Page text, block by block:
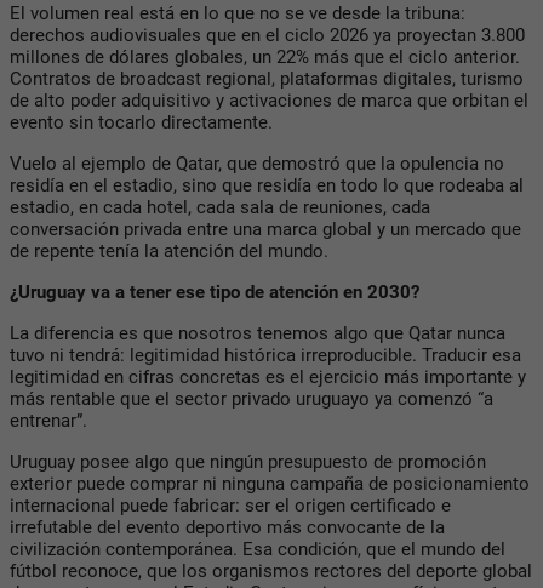
El volumen real está en lo que no se ve desde la tribuna:
derechos audiovisuales que en el ciclo 2026 ya proyectan 3.800
millones de dólares globales, un 22% más que el ciclo anterior.
Contratos de broadcast regional, plataformas digitales, turismo
de alto poder adquisitivo y activaciones de marca que orbitan el
evento sin tocarlo directamente.
Vuelo al ejemplo de Qatar, que demostró que la opulencia no
residía en el estadio, sino que residía en todo lo que rodeaba al
estadio, en cada hotel, cada sala de reuniones, cada
conversación privada entre una marca global y un mercado que
de repente tenía la atención del mundo.
¿Uruguay va a tener ese tipo de atención en 2030?
La diferencia es que nosotros tenemos algo que Qatar nunca
tuvo ni tendrá: legitimidad histórica irreproducible. Traducir esa
legitimidad en cifras concretas es el ejercicio más importante y
más rentable que el sector privado uruguayo ya comenzó “a
entrenar”.
Uruguay posee algo que ningún presupuesto de promoción
exterior puede comprar ni ninguna campaña de posicionamiento
internacional puede fabricar: ser el origen certificado e
irrefutable del evento deportivo más convocante de la
civilización contemporánea. Esa condición, que el mundo del
fútbol reconoce, que los organismos rectores del deporte global